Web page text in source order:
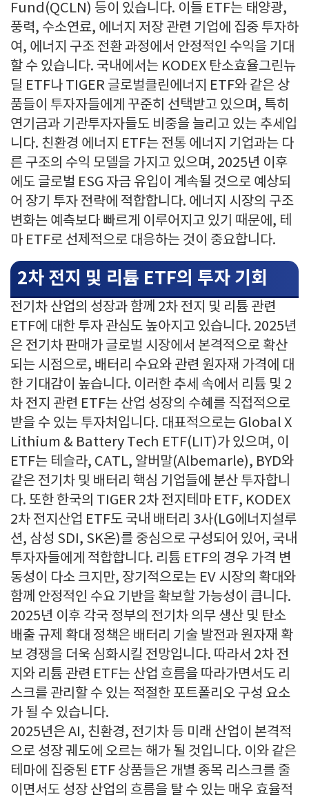
Fund(QCLN) 등이 있습니다. 이들 ETF는 태양광,
풍력, 수소연료, 에너지 저장 관련 기업에 집중 투자하
여, 에너지 구조 전환 과정에서 안정적인 수익을 기대
할 수 있습니다. 국내에서는 KODEX 탄소효율그린뉴
딜 ETF나 TIGER 글로벌클린에너지 ETF와 같은 상
품들이 투자자들에게 꾸준히 선택받고 있으며, 특히
연기금과 기관투자자들도 비중을 늘리고 있는 추세입
니다. 친환경 에너지 ETF는 전통 에너지 기업과는 다
른 구조의 수익 모델을 가지고 있으며, 2025년 이후
에도 글로벌 ESG 자금 유입이 계속될 것으로 예상되
어 장기 투자 전략에 적합합니다. 에너지 시장의 구조
변화는 예측보다 빠르게 이루어지고 있기 때문에, 테
마 ETF로 선제적으로 대응하는 것이 중요합니다.
2차 전지 및 리튬 ETF의 투자 기회
전기차 산업의 성장과 함께 2차 전지 및 리튬 관련
ETF에 대한 투자 관심도 높아지고 있습니다. 2025년
은 전기차 판매가 글로벌 시장에서 본격적으로 확산
되는 시점으로, 배터리 수요와 관련 원자재 가격에 대
한 기대감이 높습니다. 이러한 추세 속에서 리튬 및 2
차 전지 관련 ETF는 산업 성장의 수혜를 직접적으로
받을 수 있는 투자처입니다. 대표적으로는 Global X
Lithium & Battery Tech ETF(LIT)가 있으며, 이
ETF는 테슬라, CATL, 알버말(Albemarle), BYD와
같은 전기차 및 배터리 핵심 기업들에 분산 투자합니
다. 또한 한국의 TIGER 2차 전지테마 ETF, KODEX
2차 전지산업 ETF도 국내 배터리 3사(LG에너지설루
션, 삼성 SDI, SK온)를 중심으로 구성되어 있어, 국내
투자자들에게 적합합니다. 리튬 ETF의 경우 가격 변
동성이 다소 크지만, 장기적으로는 EV 시장의 확대와
함께 안정적인 수요 기반을 확보할 가능성이 큽니다.
2025년 이후 각국 정부의 전기차 의무 생산 및 탄소
배출 규제 확대 정책은 배터리 기술 발전과 원자재 확
보 경쟁을 더욱 심화시킬 전망입니다. 따라서 2차 전
지와 리튬 관련 ETF는 산업 흐름을 따라가면서도 리
스크를 관리할 수 있는 적절한 포트폴리오 구성 요소
가 될 수 있습니다.
2025년은 AI, 친환경, 전기차 등 미래 산업이 본격적
으로 성장 궤도에 오르는 해가 될 것입니다. 이와 같은
테마에 집중된 ETF 상품들은 개별 종목 리스크를 줄
이면서도 성장 산업의 흐름을 탈 수 있는 매우 효율적